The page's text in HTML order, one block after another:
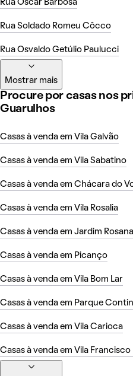
Rua Oscar Barbosa
Rua Soldado Romeu Côcco
Rua Osvaldo Getúlio Paulucci
Mostrar mais
Procure por casas nos
Guarulhos
Casas à venda em Vila Galvão
Casas à venda em Vila Sabatino
Casas à venda em Chácara do
Casas à venda em Vila Rosalia
Casas à venda em Jardim Rosana
Casas à venda em Picanço
Casas à venda em Vila Bom Lar
Casas à venda em Parque
Casas à venda em Vila Carioca
Casas à venda em Vila